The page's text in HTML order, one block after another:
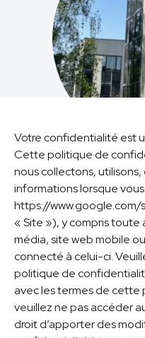
Votre confidentialité est
Cette politique de
nous collectons,
informations lorsque
https://www.google.com/
« Site »), y compris toute
média, site web mobile
connecté à celui-ci.
politique de
avec les termes de
veuillez ne pas accéder
droit d’apporter des